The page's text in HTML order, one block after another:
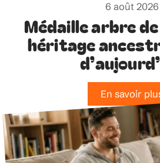
6 août 2026
Médaille arbre
héritage
En savoir